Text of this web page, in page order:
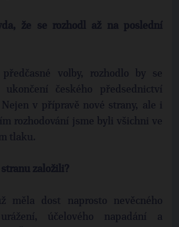
že se rozhodl až na poslední
volby, rozhodlo by se
českého předsednictví
Nejen v přípravě nové strany, ale i
rozhodování jsme byli všichni ve
tlaku.
stranu založili?
měla dost naprosto nevěcného
účelového napadání a